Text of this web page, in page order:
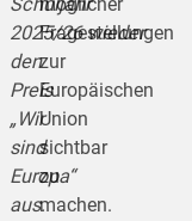
2025/26 wieder
den
Preis
„Wir
sind
Europa“
aus.
Fragestellungen
zur
Europäischen
Union
sichtbar
zu
machen.